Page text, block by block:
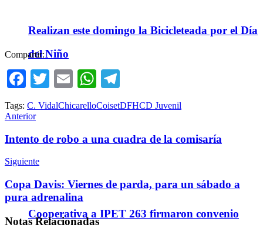
Realizan este domingo la Bicicleteada por el Día
del Niño
Cooperativa a IPET 263 firmaron convenio
Compartir:
Facebook
TwitterEmailWhatsApp
Tags: C. VidalChicarelloCoisetDFHCD Juvenil
Anterior
Intento de robo a una cuadra de la comisaría
Siguiente
Copa Davis: Viernes de parda, para un sábado a
pura adrenalina
NotasRelacionadas